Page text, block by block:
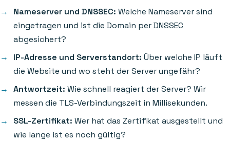
Nameserver und DNSSEC: Welche Nameserver sind
eingetragen und ist die Domain per DNSSEC
abgesichert?
IP-Adresse und Serverstandort: Über welche IP läuft
die Website und wo steht der Server ungefähr?
Antwortzeit: Wie schnell reagiert der Server? Wir
messen die TLS-Verbindungszeit in Millisekunden.
SSL-Zertifikat: Wer hat das Zertifikat ausgestellt und
wie lange ist es noch gültig?